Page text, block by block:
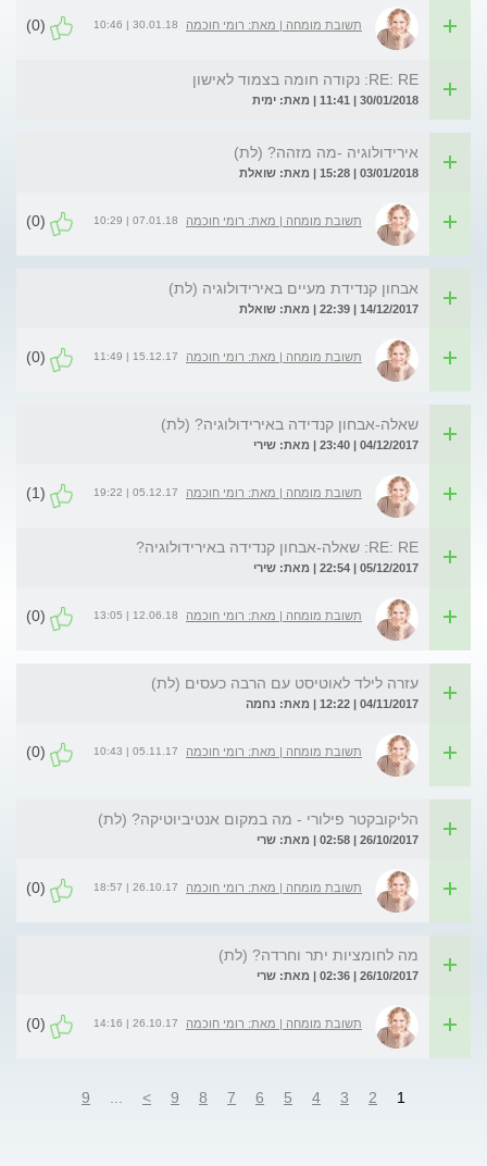
תשובת מומחה | מאת: רומי חוכמה 30.01.18 | 10:46
(0)
RE: RE: נקודה חומה בצמוד לאישון
30/01/2018 | 11:41 | מאת: ימית
אירידולוגיה -מה מזהה? (לת)
03/01/2018 | 15:28 | מאת: שואלת
תשובת מומחה | מאת: רומי חוכמה 07.01.18 | 10:29
(0)
אבחון קנדידת מעיים באירידולוגיה (לת)
14/12/2017 | 22:39 | מאת: שואלת
תשובת מומחה | מאת: רומי חוכמה 15.12.17 | 11:49
(0)
שאלה-אבחון קנדידה באירידולוגיה? (לת)
04/12/2017 | 23:40 | מאת: שירי
תשובת מומחה | מאת: רומי חוכמה 05.12.17 | 19:22
(1)
RE: RE: שאלה-אבחון קנדידה באירידולוגיה?
05/12/2017 | 22:54 | מאת: שירי
תשובת מומחה | מאת: רומי חוכמה 12.06.18 | 13:05
(0)
עזרה לילד לאוטיסט עם הרבה כעסים (לת)
04/11/2017 | 12:22 | מאת: נחמה
תשובת מומחה | מאת: רומי חוכמה 05.11.17 | 10:43
(0)
הליקובקטר פילורי - מה במקום אנטיביוטיקה? (לת)
26/10/2017 | 02:58 | מאת: שרי
תשובת מומחה | מאת: רומי חוכמה 26.10.17 | 18:57
(0)
מה לחומציות יתר וחרדה? (לת)
26/10/2017 | 02:36 | מאת: שרי
תשובת מומחה | מאת: רומי חוכמה 26.10.17 | 14:16
(0)
1
2
3
4
5
6
7
8
9
>
9